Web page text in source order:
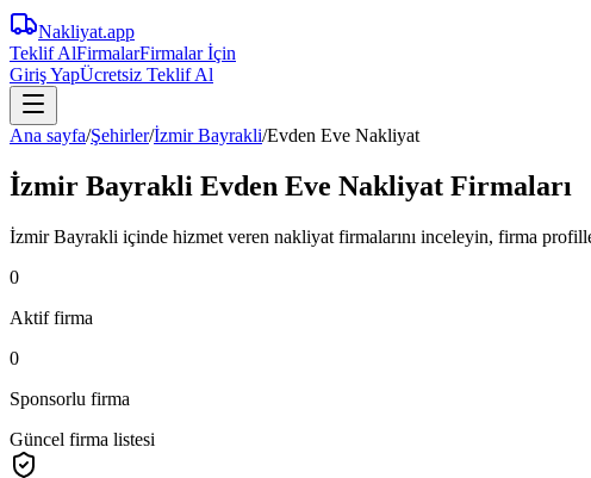
Nakliyat.app
Teklif AlFirmalarFirmalar İçin
Giriş YapÜcretsiz Teklif Al
Ana sayfa/Şehirler/İzmir Bayrakli/Evden Eve Nakliyat
İzmir Bayrakli Evden Eve Nakliyat Firmaları
İzmir Bayrakli içinde hizmet veren nakliyat firmalarını inceleyin, firma
0
Aktif firma
0
Sponsorlu firma
Güncel firma listesi